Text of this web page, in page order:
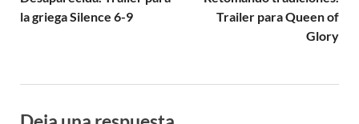
la griega Silence 6-9
Trailer para Queen of
Glory